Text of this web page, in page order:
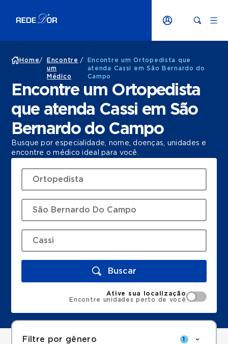
Home/
Encontre
um
Médico
/
Encontre um Ortopedista que
atenda Cassi em São Bernardo do
Campo
Encontre um Ortopedista
que atenda Cassi em São
Bernardo do Campo
Busque por especialidade, nome, doenças, unidades e
encontre o médico ideal para você.
Buscar
Ative sua localização
Encontre unidades perto de você
Filtre por gênero 1